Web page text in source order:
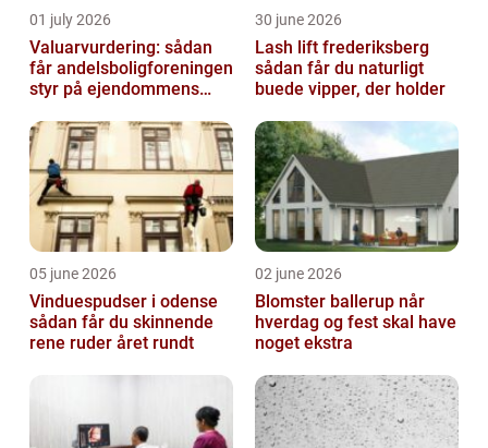
01 july 2026
Valuarvurdering: sådan
får andelsboligforeningen
styr på ejendommens
30 june 2026
Lash lift frederiksberg
sådan får du naturligt
buede vipper, der holder
05 june 2026
Vinduespudser i odense
sådan får du skinnende
rene ruder året rundt
02 june 2026
Blomster ballerup når
hverdag og fest skal have
noget ekstra